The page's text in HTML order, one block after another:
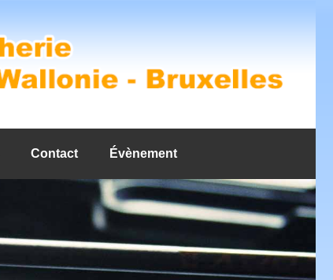
Contact Évènement